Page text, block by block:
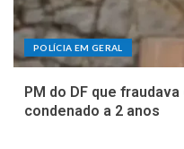
POLÍCIA EM GERAL
PM do DF que
condenado a 2 anos